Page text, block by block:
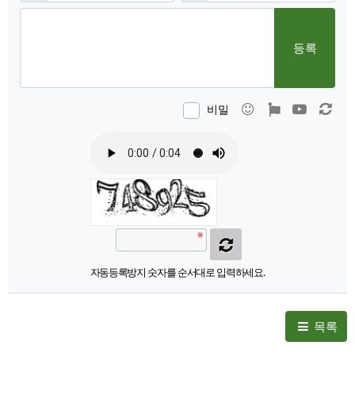
등록
비밀 이모티콘폰트어썸
동영상
자동등록방지 숫자를 순서대로 입력하세요.
목록